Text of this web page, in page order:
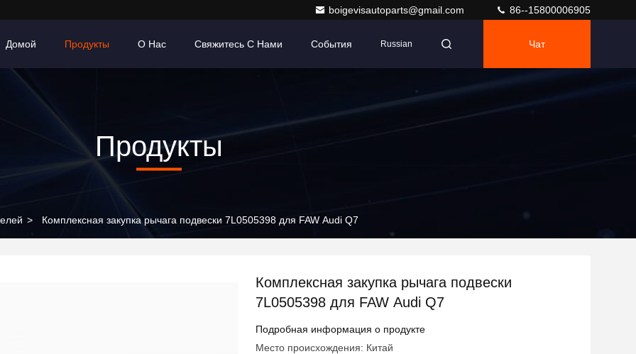
boigevisautoparts@gmail.com 86--15800006905
Домой Продукты О Нас Свяжитесь С Нами События Russian Чат
Продукты
> Комплексная закупка рычага подвески 7L0505398 для FAW Audi Q7
Комплексная закупка рычага подвески
7L0505398 для FAW Audi Q7
Подробная информация о продукте
Место происхождения: Китай